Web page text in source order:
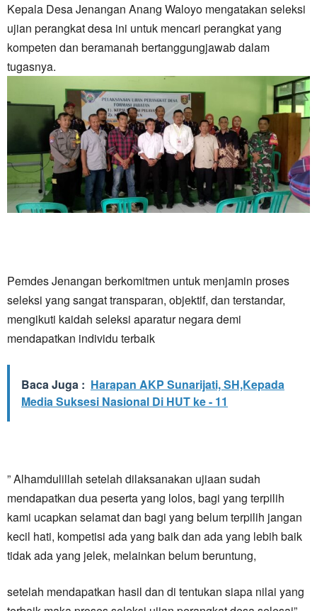
Kepala Desa Jenangan Anang Waloyo mengatakan seleksi
ujian perangkat desa ini untuk mencari perangkat yang
kompeten dan beramanah bertanggungjawab dalam
tugasnya.
Pemdes Jenangan berkomitmen untuk menjamin proses
seleksi yang sangat transparan, objektif, dan terstandar,
mengikuti kaidah seleksi aparatur negara demi
mendapatkan individu terbaik
Baca Juga : Harapan AKP Sunarijati, SH,Kepada
Media Suksesi Nasional Di HUT ke - 11
” Alhamdulillah setelah dilaksanakan ujiaan sudah
mendapatkan dua peserta yang lolos, bagi yang terpilih
kami ucapkan selamat dan bagi yang belum terpilih jangan
kecil hati, kompetisi ada yang baik dan ada yang lebih baik
tidak ada yang jelek, melainkan belum beruntung,
setelah mendapatkan hasil dan di tentukan siapa nilai yang